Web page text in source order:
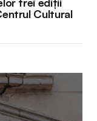
Cultural